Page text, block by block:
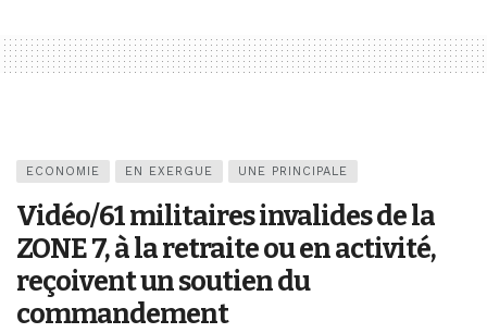
ECONOMIE EN EXERGUE UNE PRINCIPALE
Vidéo/61 militaires invalides de la
ZONE 7, à la retraite ou en activité,
reçoivent un soutien du
commandement